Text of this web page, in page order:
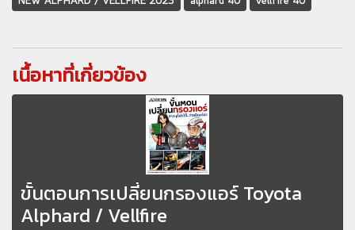
เนื้อหาที่เกี่ยวข้อง
ขั้นตอนการเปลี่ยนกรองแอร์ Toyota
Alphard / Vellfire